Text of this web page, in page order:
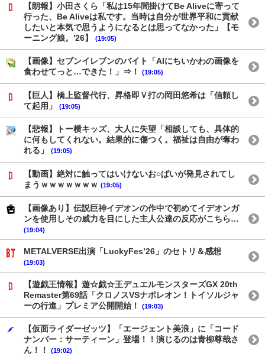
【朗報】小田さくら「私は15年間掛けてBe Aliveに寄って
行った、Be Aliveは私です。当時は自分が世界平和に貢献
したいと本気で思うようになるとは思ってなかった」【モ
ーニング娘。'26】
(19:05)
【画像】セブンイレブンのバイト「AIにちいかわの画像を
食わせてっと…できた！」⇒！
(19:05)
【巨人】橋上監督代行、昇格即Ｖ打の岡田悠希は「信頼し
て起用」
(19:05)
【悲報】トー横キッズ、大人に失望「相談しても、具体的
に何もしてくれない。結果的に傷つく。福祉は自由が奪わ
れる」
(19:05)
【動画】絶対に触ってはいけないお○ぱいが発見されてし
まうｗｗｗｗｗｗｗ (19:05)
【画像あり】伝説巨神イデオンの作中で初めてイデオンガ
ンを使用しその威力を目にした主人公達の反応がこちら…
(19:04)
METALVERSE出演「LuckyFes’26」のセトリ＆感想
(19:03)
【遊戯王情報】遊☆戯☆王デュエルモンスターズGX 20th
Remaster第69話「クロノスVSナポレオン！トイソルジャ
ーの行進」プレミア公開開始！
(19:03)
【仮面ライダーゼッツ】「エージェント美浪」に「コード
ナンバー：サーティーン」登場！！演じるのは青柳尊哉さ
ん！！
(19:02)